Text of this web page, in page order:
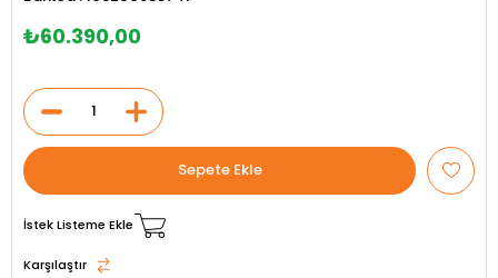
₺60.390,00
İstek Listeme Ekle
Karşılaştır